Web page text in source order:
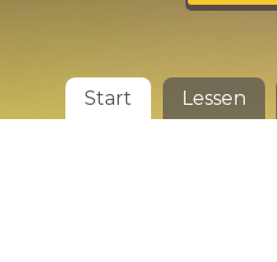
Start Lessen